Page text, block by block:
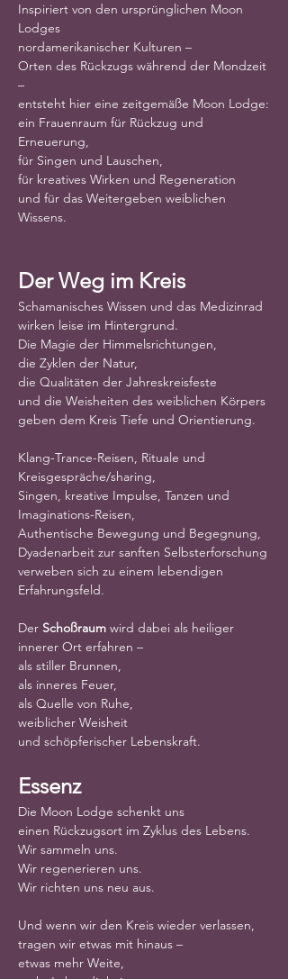
Inspiriert von den ursprünglichen Moon
Lodges
nordamerikanischer Kulturen –
Orten des Rückzugs während der Mondzeit
–
entsteht hier eine zeitgemäße Moon Lodge:
ein Frauenraum für Rückzug und
Erneuerung,
für Singen und Lauschen,
für kreatives Wirken und Regeneration
und für das Weitergeben weiblichen
Wissens.
Der Weg im Kreis
Schamanisches Wissen und das Medizinrad
wirken leise im Hintergrund.
Die Magie der Himmelsrichtungen,
die Zyklen der Natur,
die Qualitäten der Jahreskreisfeste
und die Weisheiten des weiblichen Körpers
geben dem Kreis Tiefe und Orientierung.
Klang-Trance-Reisen, Rituale und
Kreisgespräche/sharing,
Singen, kreative Impulse, Tanzen und
Imaginations-Reisen,
Authentische Bewegung und Begegnung,
Dyadenarbeit zur sanften Selbsterforschung
verweben sich zu einem lebendigen
Erfahrungsfeld.
Der Schoßraum wird dabei als heiliger
innerer Ort erfahren –
als stiller Brunnen,
als inneres Feuer,
als Quelle von Ruhe,
weiblicher Weisheit
und schöpferischer Lebenskraft.
Essenz
Die Moon Lodge schenkt uns
einen Rückzugsort im Zyklus des Lebens.
Wir sammeln uns.
Wir regenerieren uns.
Wir richten uns neu aus.
Und wenn wir den Kreis wieder verlassen,
tragen wir etwas mit hinaus –
etwas mehr Weite,